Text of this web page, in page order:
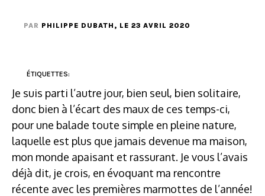
PAR PHILIPPE DUBATH , LE 23 AVRIL 2020
ÉTIQUETTES:
Je suis parti l’autre jour, bien seul, bien solitaire,
donc bien à l’écart des maux de ces temps-ci,
pour une balade toute simple en pleine nature,
laquelle est plus que jamais devenue ma maison,
mon monde apaisant et rassurant. Je vous l’avais
déjà dit, je crois, en évoquant ma rencontre
récente avec les premières marmottes de l’année!